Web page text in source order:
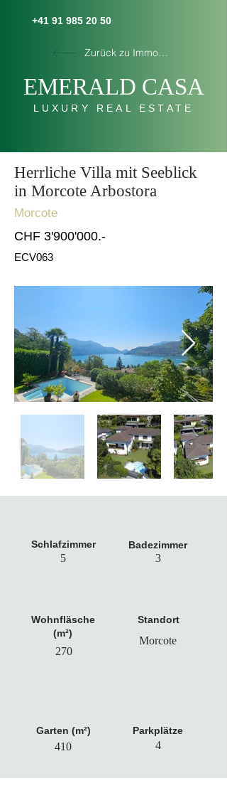
+41 91 985 20 50
Zurück zu Immobilien
EMERALD CASA
LUXURY REAL ESTATE
Herrliche Villa mit Seeblick
in Morcote Arbostora
Morcote
CHF 3'900'000.-
ECV063
Schlafzimmer
5
Badezimmer
3
Wohnfläsche
(m²)
270
Standort
Morcote
Garten (m²)
410
Parkplätze
4